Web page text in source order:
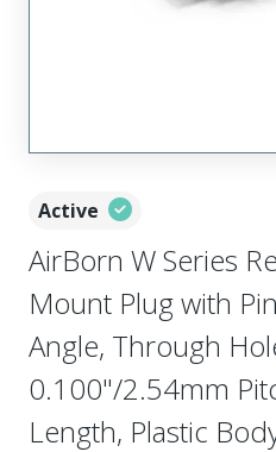
Active
AirBorn W Series
Mount Plug with
Angle, Through
0.100"/2.54mm
Length, Plastic